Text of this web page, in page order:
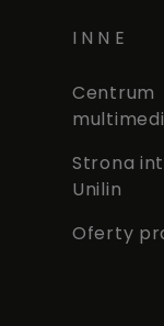
INNE
Centrum
Strona
Unilin
Oferty